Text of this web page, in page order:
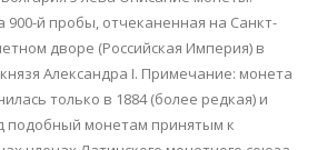
900-й пробы, отчеканенная на Санкт-
дворе (Российская Империя) в
Александра I. Примечание: монета
только в 1884 (более редкая) и
подобный монетам принятым к